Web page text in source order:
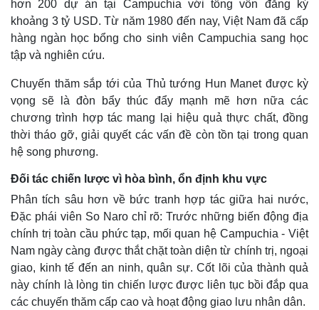
hơn 200 dự án tại Campuchia với tổng vốn đăng ký
khoảng 3 tỷ USD. Từ năm 1980 đến nay, Việt Nam đã cấp
hàng ngàn học bổng cho sinh viên Campuchia sang học
tập và nghiên cứu.
Chuyến thăm sắp tới của Thủ tướng Hun Manet được kỳ
vọng sẽ là đòn bẩy thúc đẩy mạnh mẽ hơn nữa các
chương trình hợp tác mang lại hiệu quả thực chất, đồng
thời tháo gỡ, giải quyết các vấn đề còn tồn tại trong quan
hệ song phương.
Đối tác chiến lược vì hòa bình, ổn định khu vực
Phân tích sâu hơn về bức tranh hợp tác giữa hai nước,
Đặc phái viên So Naro chỉ rõ: Trước những biến động địa
chính trị toàn cầu phức tạp, mối quan hệ Campuchia - Việt
Nam ngày càng được thắt chặt toàn diện từ chính trị, ngoại
giao, kinh tế đến an ninh, quân sự. Cốt lõi của thành quả
này chính là lòng tin chiến lược được liên tục bồi đắp qua
các chuyến thăm cấp cao và hoạt động giao lưu nhân dân.